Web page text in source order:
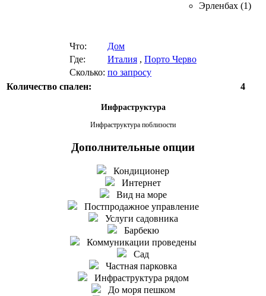
Эрленбах (1)
Что:
Дом
Где:
Италия , Порто Черво
Сколько: по запросу
Количество спален:
4
Инфраструктура
Инфраструктура поблизости
Дополнительные опции
Кондиционер
Интернет
Вид на море
Постпродажное управление
Услуги садовника
Барбекю
Коммуникации проведены
Сад
Частная парковка
Инфраструктура рядом
До моря пешком